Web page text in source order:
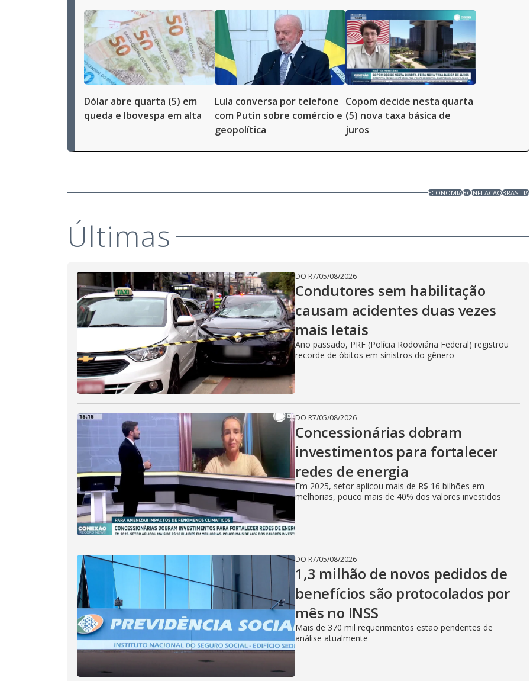
Dólar abre quarta (5) em
queda e Ibovespa em alta
Lula conversa por telefone
com Putin sobre comércio e
geopolítica
Copom decide nesta quarta
(5) nova taxa básica de
juros
ECONOMIABCINFLACAOBRASILIA
Últimas
DO R7/05/08/2026
Condutores sem habilitação
causam acidentes duas vezes
mais letais
Ano passado, PRF (Polícia Rodoviária Federal) registrou
recorde de óbitos em sinistros do gênero
DO R7/05/08/2026
Concessionárias dobram
investimentos para fortalecer
redes de energia
Em 2025, setor aplicou mais de R$ 16 bilhões em
melhorias, pouco mais de 40% dos valores investidos
DO R7/05/08/2026
1,3 milhão de novos pedidos de
benefícios são protocolados por
mês no INSS
Mais de 370 mil requerimentos estão pendentes de
análise atualmente